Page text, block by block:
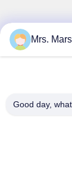
Γρήγορη
Longxiang,
Mrs.
Good day,